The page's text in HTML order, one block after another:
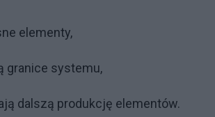
elementy,
granice systemu,
dalszą produkcję elementów.